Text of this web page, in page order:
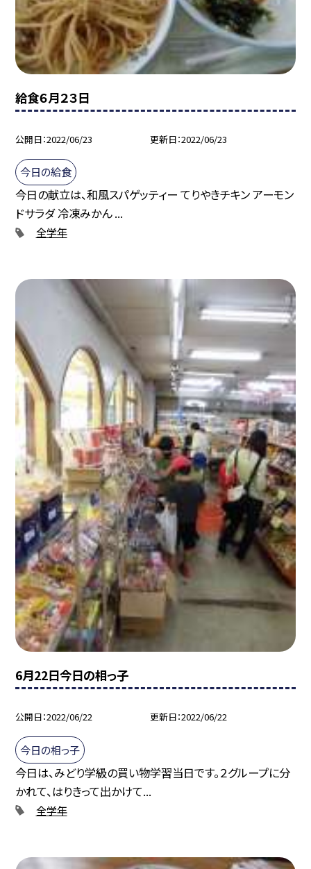
給食６月２３日
公開日 2022/06/23 更新日 2022/06/23
今日の給食
今日の献立は、和風スパゲッティー てりやきチキン アーモン
ドサラダ 冷凍みかん ...
全学年
6月22日今日の相っ子
公開日 2022/06/22 更新日 2022/06/22
今日の相っ子
今日は、みどり学級の買い物学習当日です。２グループに分
かれて、はりきって出かけて...
全学年